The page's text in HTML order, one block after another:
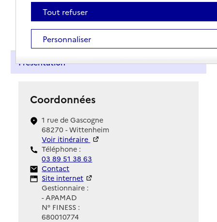
Présentation
Coordonnées
1 rue de Gascogne
68270 - Wittenheim
Voir itinéraire
Téléphone :
03 89 51 38 63
Contact
Contact
Site Internet
Site internet
Gestionnaire :
- APAMAD
N° FINESS :
680010774
Tout refuser
Personnaliser